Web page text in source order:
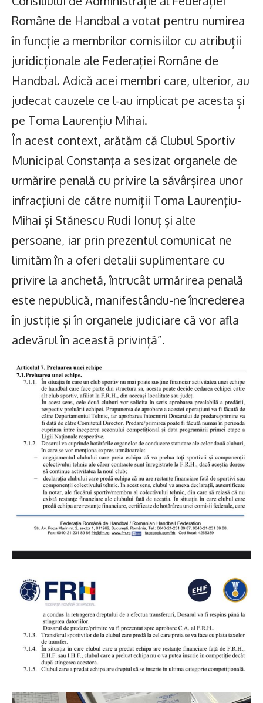
Române de Handbal a votat pentru numirea
în funcție a membrilor comisiilor cu atribuții
juridicționale ale Federației Române de
Handbal. Adică acei membri care, ulterior, au
judecat cauzele ce l-au implicat pe acesta și
pe Toma Laurențiu Mihai.
În acest context, arătăm că Clubul Sportiv
Municipal Constanța a sesizat organele de
urmărire penală cu privire la săvârșirea unor
infracțiuni de către numiții Toma Laurențiu-
Mihai și Stănescu Rudi Ionuț și alte
persoane, iar prin prezentul comunicat ne
limităm în a oferi detalii suplimentare cu
privire la anchetă, întrucât urmărirea penală
este nepublică, manifestându-ne încrederea
în justiție și în organele judiciare că vor afla
adevărul în această privință”.